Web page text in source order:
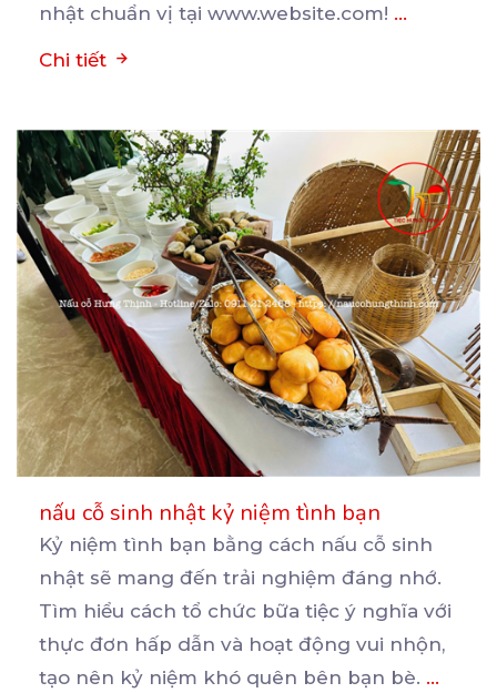
nhật chuẩn vị tại www.website.com! ...
Chi tiết
nấu cỗ sinh nhật kỷ niệm tình bạn
Kỷ niệm tình bạn bằng cách nấu cỗ sinh
nhật sẽ mang đến trải nghiệm đáng nhớ.
Tìm hiểu cách tổ chức bữa tiệc ý nghĩa với
thực đơn hấp dẫn và hoạt động vui nhộn,
tạo nên kỷ niệm khó quên bên bạn bè. ...